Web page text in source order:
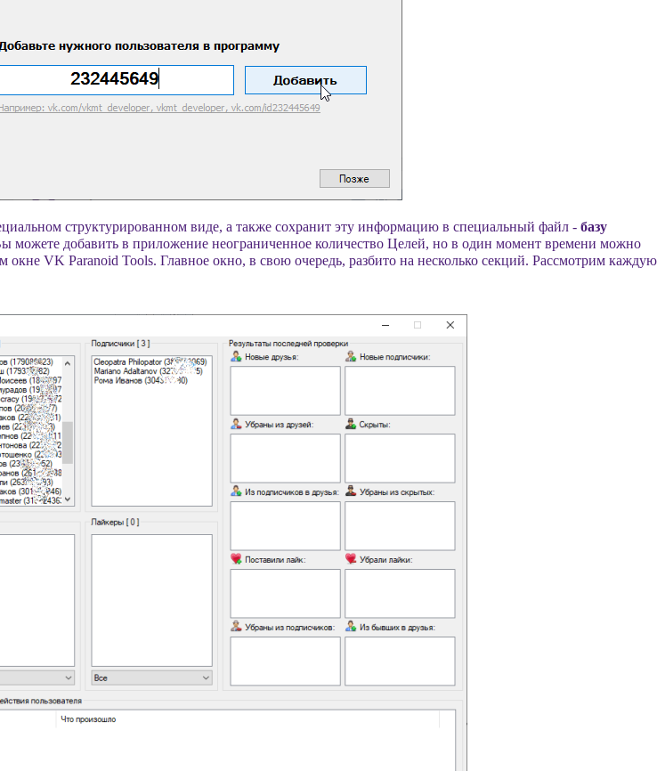
структурированном виде, а также сохранит эту информацию в специальный файл - базу
можете добавить в приложение неограниченное количество Целей, но в один момент времени можно
VK Paranoid Tools. Главное окно, в свою очередь, разбито на несколько секций. Рассмотрим